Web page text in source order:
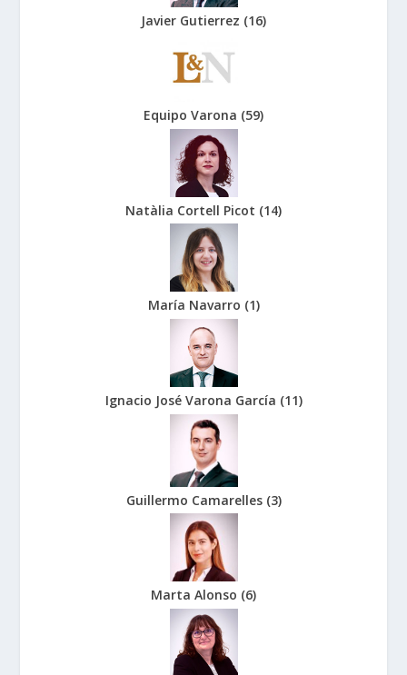
Javier Gutierrez (16)
Equipo Varona (59)
Natàlia Cortell Picot (14)
María Navarro (1)
Ignacio José Varona García (11)
Guillermo Camarelles (3)
Marta Alonso (6)